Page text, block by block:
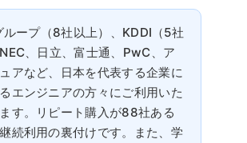
ループ（8社以上）、KDDI（5社
、日立、富士通、PwC、ア
アなど、日本を代表する企業に
エンジニアの方々にご利用いた
す。リピート購入が88社ある
続利用の裏付けです。また、学